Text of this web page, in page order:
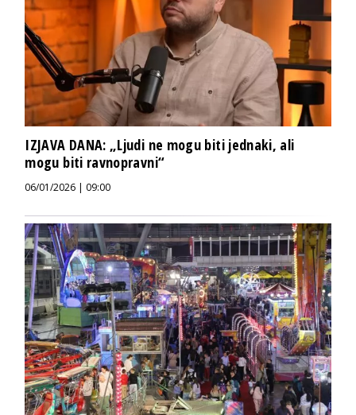
IZJAVA DANA: „Ljudi ne mogu biti jednaki, ali
mogu biti ravnopravni“
06/01/2026 | 09:00